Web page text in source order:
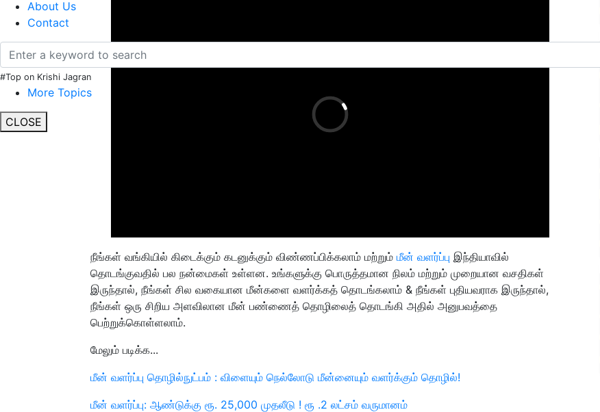
About Us
Contact
#Top on Krishi Jagran
More Topics
CLOSE
நீங்கள் வங்கியில் கிடைக்கும் கடனுக்கும் விண்ணப்பிக்கலாம் மற்றும் மீன் வளர்ப்பு இந்தியாவில்
தொடங்குவதில் பல நன்மைகள் உள்ளன. உங்களுக்கு பொருத்தமான நிலம் மற்றும் முறையான வசதிகள்
இருந்தால், நீங்கள் சில வகையான மீன்களை வளர்க்கத் தொடங்கலாம் & நீங்கள் புதியவராக இருந்தால்,
நீங்கள் ஒரு சிறிய அளவிலான மீன் பண்ணைத் தொழிலைத் தொடங்கி அதில் அனுபவத்தை
பெற்றுக்கொள்ளலாம்.
மேலும் படிக்க...
மீன் வளர்ப்பு தொழில்நுட்பம் : விளையும் நெல்லோடு மீன்னையும் வளர்க்கும் தொழில்!
மீன் வளர்ப்பு: ஆண்டுக்கு ரூ. 25,000 முதலீடு ! ரூ .2 லட்சம் வருமானம்